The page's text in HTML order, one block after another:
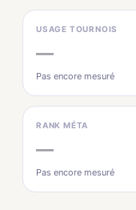
USAGE TOURNOIS
—
Pas encore mesuré
RANK MÉTA
—
Pas encore mesuré